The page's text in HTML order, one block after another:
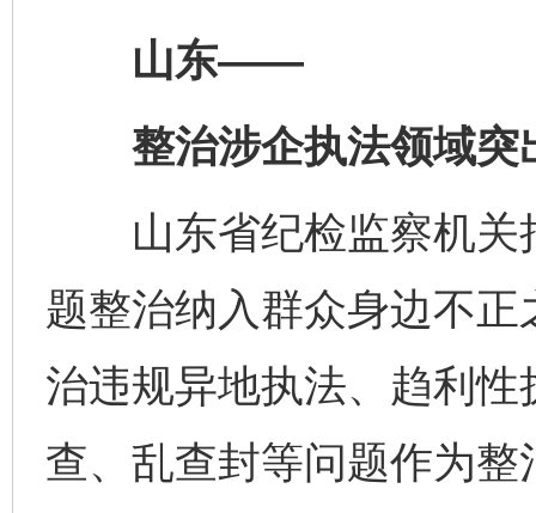
山东——
整治涉企执法领域突
山东省纪检监察机关
题整治纳入群众身边不
治违规异地执法、趋利
查、乱查封等问题作为